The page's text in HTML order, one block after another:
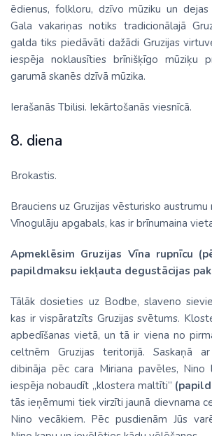
ēdienus, folkloru, dzīvo mūziku un dejas
Gala vakariņas notiks tradicionālajā
galda tiks piedāvāti dažādi Gruzijas
iespēja noklausīties brīnišķīgo mūziķu
garumā skanēs dzīvā mūzika.
Ierašanās Tbilisi. Iekārtošanās viesnīcā.
8. diena
Brokastis.
Brauciens uz Gruzijas vēsturisko
Vīnogulāju apgabals, kas ir brīnumaina
Apmeklēsim Gruzijas Vīna rupnīcu
papildmaksu iekļauta degustācijas
Tālāk dosieties uz Bodbe, slaveno
kas ir vispāratzīts Gruzijas svētums.
apbedīšanas vietā, un tā ir viena no
celtnēm Gruzijas teritorijā. Saskaņā
dibināja pēc cara Miriana pavēles, Nino
iespēja nobaudīt „klostera maltīti”
tās ieņēmumi tiek virzīti jaunā dievnama
Nino vecākiem. Pēc pusdienām Jūs